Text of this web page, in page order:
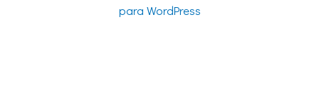
para WordPress